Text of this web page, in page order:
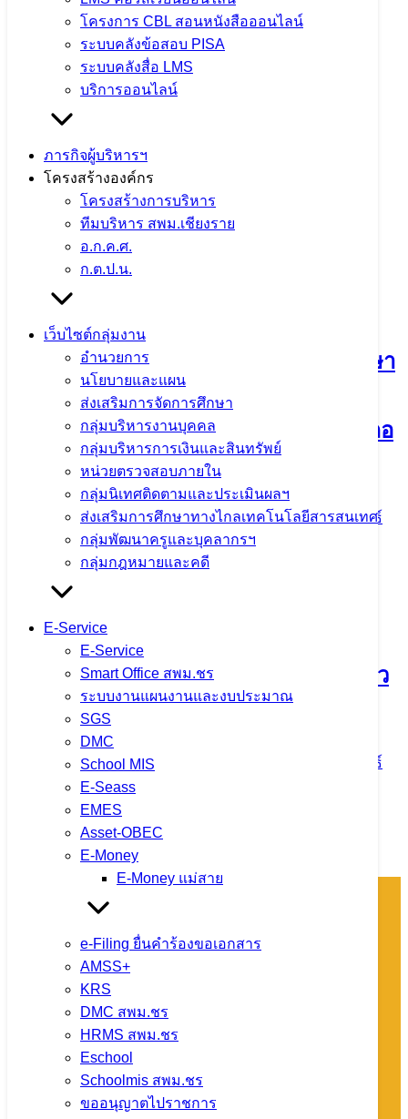
โครงการ CBL สอนหนังสือออนไลน์
ระบบคลังข้อสอบ PISA
ระบบคลังสื่อ LMS
บริการออนไลน์
ภารกิจผู้บริหารฯ
โครงสร้างองค์กร
โครงสร้างการบริหาร
ทีมบริหาร สพม.เชียงราย
อ.ก.ค.ศ.
ก.ต.ป.น.
เว็บไซต์กลุ่มงาน
อำนวยการ
นโยบายและแผน
ส่งเสริมการจัดการศึกษา
กลุ่มบริหารงานบุคคล
กลุ่มบริหารการเงินและสินทรัพย์
หน่วยตรวจสอบภายใน
กลุ่มนิเทศติดตามและประเมินผลฯ
ส่งเสริมการศึกษาทางไกลเทคโนโลยีสารสนเทศ
กลุ่มพัฒนาครูและบุคลากรฯ
กลุ่มกฎหมายและคดี
E-Service
E-Service
Smart Office สพม.ชร
ระบบงานแผนงานและงบประมาณ
SGS
DMC
School MIS
E-Seass
EMES
Asset-OBEC
E-Money
E-Money แม่สาย
e-Filing ยื่นคำร้องขอเอกสาร
AMSS+
KRS
DMC สพม.ชร
HRMS สพม.ชร
Eschool
Schoolmis สพม.ชร
ขออนุญาตไปราชการ
จำนวนผู้ชม: 18
กิจกรรมแลกเปลี่ยนเรียนรู้วิธีปฏิบัติที่ดี
(Best Practice) และการขับเคลื่อนหลัก
ปรัชญาของเศรษฐกิจพอเพียงสู่สถานศึกษา
ประจำปีงบประมาณ พ.ศ. 2569 ณ
โรงเรียนดอยหลวง รัชมังคลาภิเษก อำเภอ
ดอยหลวง จังหวัดเชียงราย
3 สิงหาคม 20264 สิงหาคม 2026
ข่าวประชาสัมพันธ์
สพม.เชียงราย
กิจกรรมเข้าแถวเคารพธงชาติพร้อมกล่าว
คำปฏิญาณเขตสุจริต
3 สิงหาคม 20264 สิงหาคม 2026
ข่าวประชาสัมพันธ์
สพม.เชียงราย
5360-1450
หมายเลขติดต่อ
แต่ละกลุ่ม/
กลุ่มการเงินฯ
088 258 1870
กลุ่มแผนฯ 088
258 1871